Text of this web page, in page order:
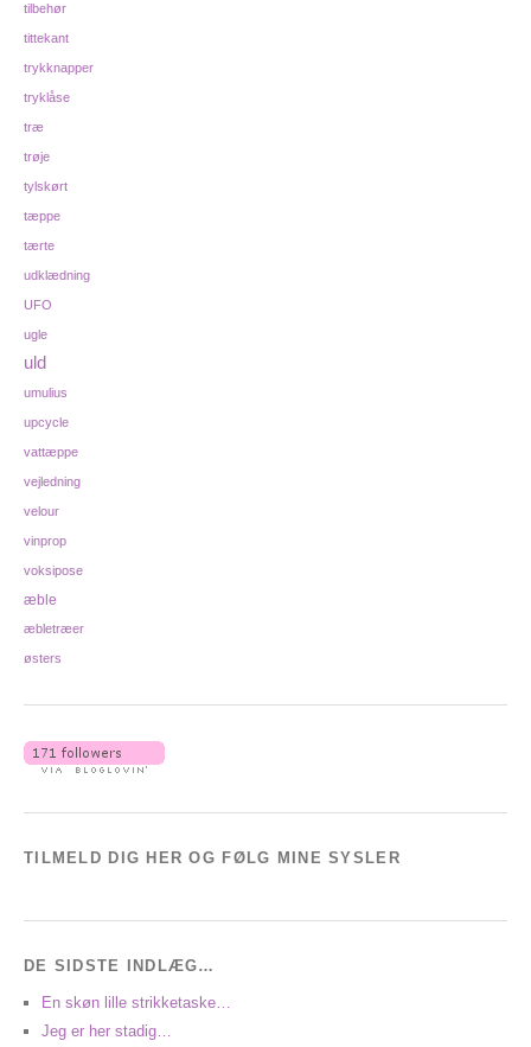
tilbehør
tittekant
trykknapper
tryklåse
træ
trøje
tylskørt
tæppe
tærte
udklædning
UFO
ugle
uld
umulius
upcycle
vattæppe
vejledning
velour
vinprop
voksipose
æble
æbletræer
østers
TILMELD DIG HER OG FØLG MINE SYSLER
DE SIDSTE INDLÆG…
En skøn lille strikketaske…
Jeg er her stadig…